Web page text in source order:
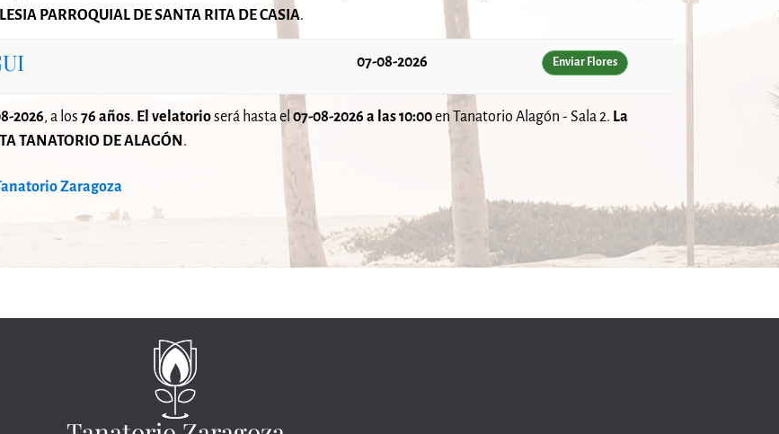
Zaragoza
PARROQUIAL DE SANTA RITA DE CASIA.
07-08-2026 Enviar Flores
2026, a los 76 años. El velatorioserá hasta el07-08-2026 a las 10:00en Tanatorio Alagón - Sala 2. La
TANATORIO DE ALAGÓN.